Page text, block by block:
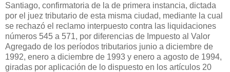
Santiago, confirmatoria de la de primera instancia, dictada
por el juez tributario de esta misma ciudad, mediante la cual
se rechazó el reclamo interpuesto contra las liquidaciones
números 545 a 571, por diferencias de Impuesto al Valor
Agregado de los períodos tributarios junio a diciembre de
1992, enero a diciembre de 1993 y enero a agosto de 1994,
giradas por aplicación de lo dispuesto en los artículos 20